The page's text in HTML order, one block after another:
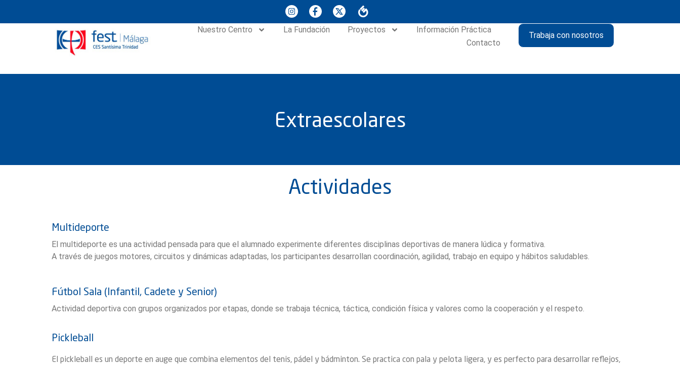
Nuestro Centro La Fundación Proyectos
Información Práctica
Contacto
Trabaja con nosotros
Extraescolares
Actividades
Multideporte
El multideporte es una actividad pensada para que el alumnado experimente diferentes disciplinas deportivas de manera lúdica y formativa.
A través de juegos motores, circuitos y dinámicas adaptadas, los participantes desarrollan coordinación, agilidad, trabajo en equipo y hábitos saludables.
Fútbol Sala (Infantil, Cadete y Senior)
Actividad deportiva con grupos organizados por etapas, donde se trabaja técnica, táctica, condición física y valores como la cooperación y el respeto.
Pickleball
El pickleball es un deporte en auge que combina elementos del tenis, pádel y bádminton. Se practica con pala y pelota ligera, y es perfecto para desarrollar reflejos,